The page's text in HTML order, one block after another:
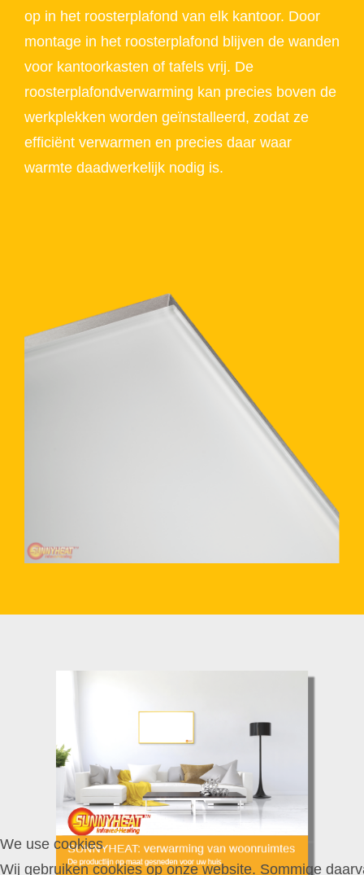
op in het roosterplafond van elk kantoor. Door
montage in het roosterplafond blijven de wanden
voor kantoorkasten of tafels vrij. De
roosterplafondverwarming kan precies boven de
werkplekken worden geïnstalleerd, zodat ze
efficiënt verwarmen en precies daar waar
warmte daadwerkelijk nodig is.
We use cookies
Wij gebruiken cookies op onze website. Sommige